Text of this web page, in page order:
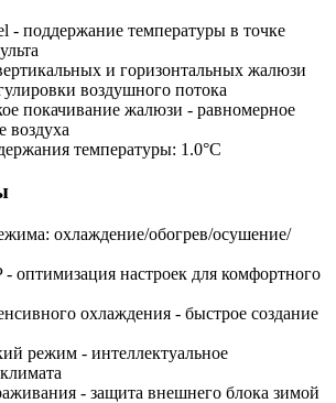
- поддержание температуры в точке
и горизонтальных жалюзи
воздушного потока
покачивание жалюзи - равномерное
воздуха
температуры: 1.0°C
охлаждение/обогрев/осушение/
- оптимизация настроек для комфортного
охлаждения - быстрое создание
режим - интеллектуальное
- защита внешнего блока зимой